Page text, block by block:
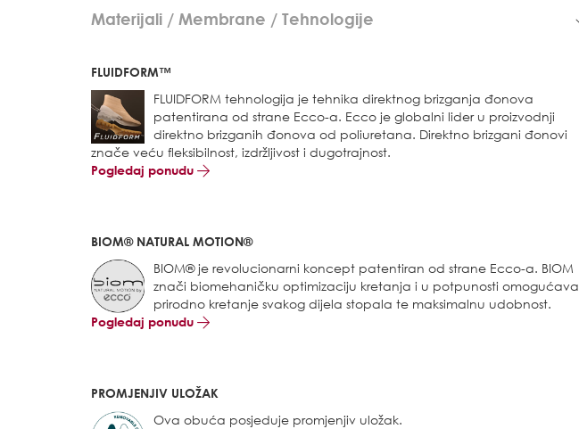
Materijali / Membrane / Tehnologije
FLUIDFORM™
FLUIDFORM tehnologija je tehnika direktnog brizganja đonova
patentirana od strane Ecco-a. Ecco je globalni lider u proizvodnji
direktno brizganih đonova od poliuretana. Direktno brizgani đonovi
znače veću fleksibilnost, izdržljivost i dugotrajnost.
Pogledaj ponudu
BIOM® NATURAL MOTION®
BIOM® je revolucionarni koncept patentiran od strane Ecco-a. BIOM
znači biomehaničku optimizaciju kretanja i u potpunosti omogućava
prirodno kretanje svakog dijela stopala te maksimalnu udobnost.
Pogledaj ponudu
PROMJENJIV ULOŽAK
Ova obuća posjeduje promjenjiv uložak.